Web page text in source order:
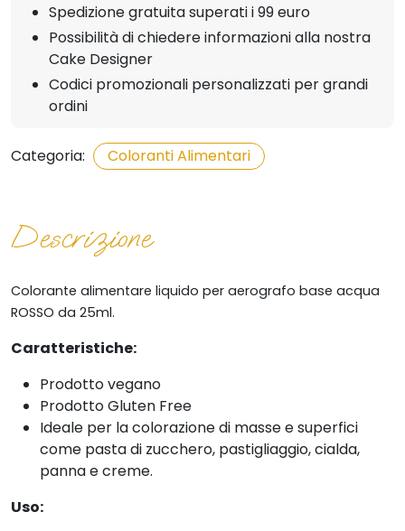
quantitàSpedizione gratuita superati i 99 euro
Possibilità di chiedere informazioni alla nostra
Cake Designer
Codici promozionali personalizzati per grandi
ordini
Categoria: Coloranti Alimentari
Descrizione
Colorante alimentare liquido per aerografo base acqua
ROSSO da 25ml.
Caratteristiche:
Prodotto vegano
Prodotto Gluten Free
Ideale per la colorazione di masse e superfici
come pasta di zucchero, pastigliaggio, cialda,
panna e creme.
Uso: